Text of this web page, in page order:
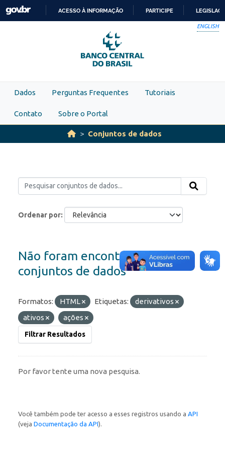
Skip to main content
PARA
O
CONTEÚDO
ACESSO À INFORMAÇÃO PARTICIPE
ENGLISH
Dados Perguntas Frequentes Tutoriais
Contato Sobre o Portal
Conjuntos de dados
Ordenar por
Não foram encontrados
conjuntos de dados
Formatos: HTML Etiquetas:
derivativos
ativos
ações
Filtrar Resultados
Por favor tente uma nova pesquisa.
Você também pode ter acesso a esses registros usando a API
(veja Documentação da API).